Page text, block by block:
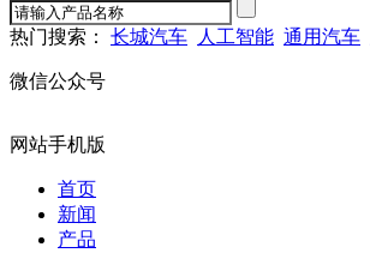
热门搜索： 长城汽车 人工智能 通用汽车
微信公众号
网站手机版
首页
新闻
产品